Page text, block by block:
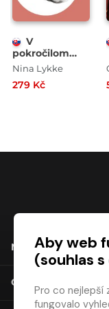
V
pokročilom
štádiu
Nina Lykke
279 Kč
NÁKUP
O SPOLEČNOSTI
Aby web
(souhlas
Pro co nejlepší
fungovalo